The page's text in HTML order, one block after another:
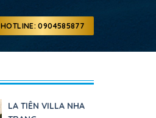
HOTLINE: 0904585877
LA TIÊN VILLA NHA